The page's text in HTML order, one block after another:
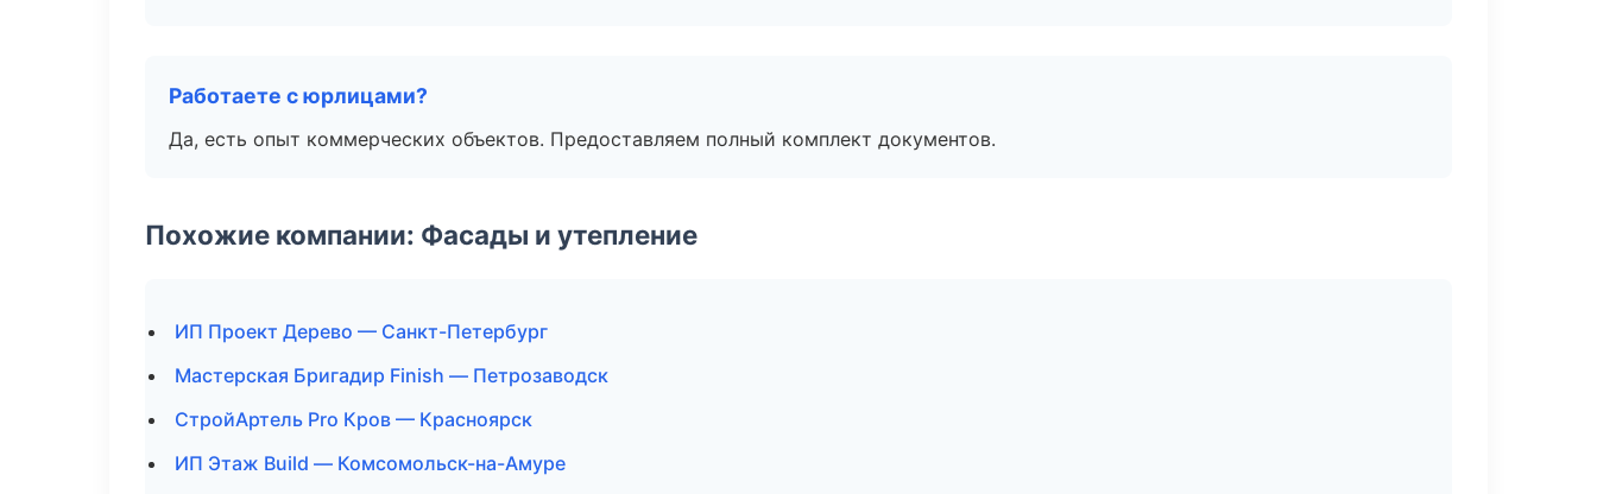
Работаете с юрлицами?
Да, есть опыт коммерческих объектов. Предоставляем полный комплект документов.
Похожие компании: Фасады и утепление
ИП Проект Дерево — Санкт-Петербург
Мастерская Бригадир Finish — Петрозаводск
СтройАртель Pro Кров — Красноярск
ИП Этаж Build — Комсомольск-на-Амуре